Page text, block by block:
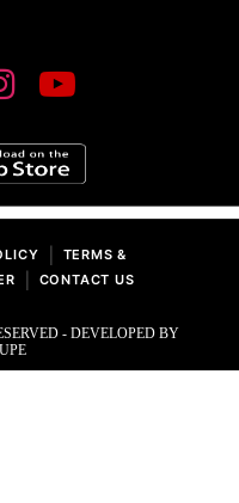
TERMS &
CONTACT US
- DEVELOPED BY